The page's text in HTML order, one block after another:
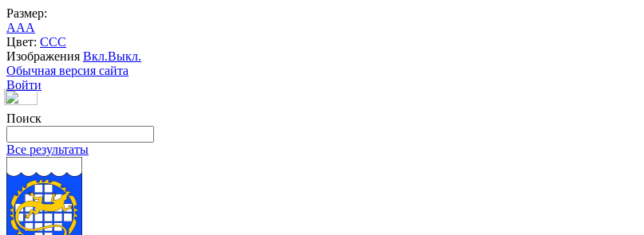
Размер:
AAA
Цвет: CCC
Изображения Вкл.Выкл.
Обычная версия сайта
Войти
Поиск
Все результаты